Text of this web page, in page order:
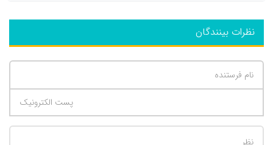
نظرات بینندگان